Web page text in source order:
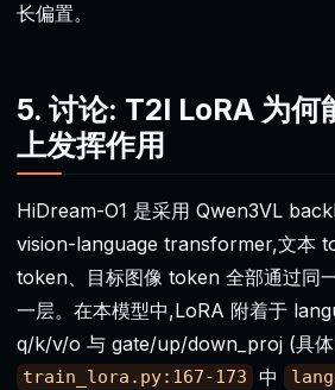
长偏置。
5. 讨论: T2I LoRA 为何
上发挥作用
HiDream-O1 是采用 Qwen3VL
vision-language transformer,文本
token、目标图像 token 全部通过同
一层。在本模型中,LoRA 附着于
q/k/v/o 与 gate/up/down_proj (具体
train_lora.py:167-173 中